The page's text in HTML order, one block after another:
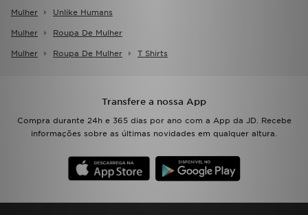
Mulher Unlike Humans
Mulher Roupa De Mulher
Mulher Roupa De Mulher T Shirts
Transfere a nossa App
Compra durante 24h e 365 dias por ano com a App da JD. Recebe
informações sobre as últimas novidades em qualquer altura.